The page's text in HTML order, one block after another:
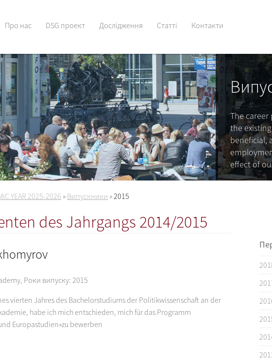
Про нас DSG проект Дослідження Статті Контакти
The
the
beneficial,
effect of
YEAR 2025-2026 » Випускники »2015
des Jahrgangs 2014/2015
, Роки випуску:2015
vierten Jahres des Bachelorstudiums der Politikwissenschaft an der
habe ich mich entschieden, mich für das Programm
Europastudien»zu bewerben